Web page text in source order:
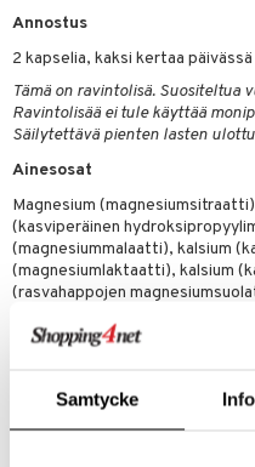
Samtycke
Annostus
2 kapselia, kaksi kertaa
Tämä on ravintolisä. Suositeltua
Ravintolisää ei tule käyttää
Säilytettävä pienten lasten
Ainesosat
Magnesium
(kasviperäinen
(magnesiummalaatti), kalsium
(magnesiumlaktaatti), kalsium
(rasvahappojen
bambu-uute (Bambusa
kolekalsiferoli).
Tuotenumero
HCQ1K-AP-90
& kurkku
& vastauksia